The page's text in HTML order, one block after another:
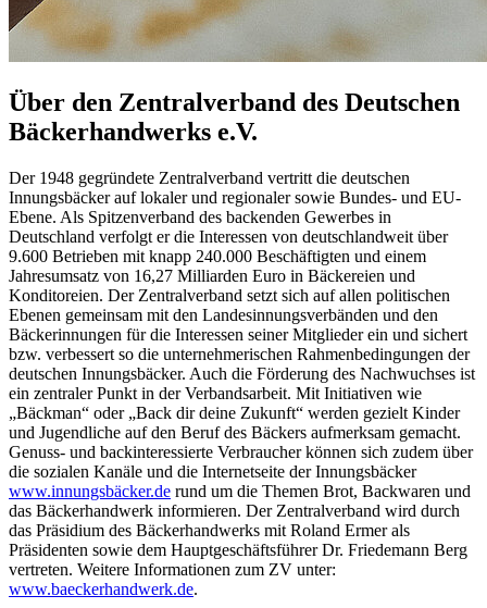
Über den Zentralverband des Deutschen
Bäckerhandwerks e.V.
Der 1948 gegründete Zentralverband vertritt die deutschen
Innungsbäcker auf lokaler und regionaler sowie Bundes- und EU-
Ebene. Als Spitzenverband des backenden Gewerbes in
Deutschland verfolgt er die Interessen von deutschlandweit über
9.600 Betrieben mit knapp 240.000 Beschäftigten und einem
Jahresumsatz von 16,27 Milliarden Euro in Bäckereien und
Konditoreien. Der Zentralverband setzt sich auf allen politischen
Ebenen gemeinsam mit den Landesinnungsverbänden und den
Bäckerinnungen für die Interessen seiner Mitglieder ein und sichert
bzw. verbessert so die unternehmerischen Rahmenbedingungen der
deutschen Innungsbäcker. Auch die Förderung des Nachwuchses ist
ein zentraler Punkt in der Verbandsarbeit. Mit Initiativen wie
„Bäckman“ oder „Back dir deine Zukunft“ werden gezielt Kinder
und Jugendliche auf den Beruf des Bäckers aufmerksam gemacht.
Genuss- und backinteressierte Verbraucher können sich zudem über
die sozialen Kanäle und die Internetseite der Innungsbäcker
www.innungsbäcker.de rund um die Themen Brot, Backwaren und
das Bäckerhandwerk informieren. Der Zentralverband wird durch
das Präsidium des Bäckerhandwerks mit Roland Ermer als
Präsidenten sowie dem Hauptgeschäftsführer Dr. Friedemann Berg
vertreten. Weitere Informationen zum ZV unter:
www.baeckerhandwerk.de.